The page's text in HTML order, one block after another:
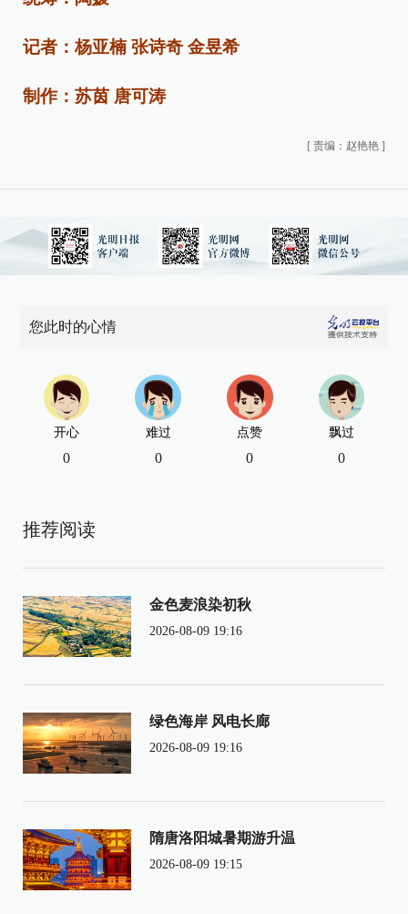
记者：杨亚楠 张诗奇 金昱希
制作：苏茵 唐可涛
[ 责编：赵艳艳 ]
您此时的心情
开心
0
难过
0
点赞
0
飘过
0
推荐阅读
金色麦浪染初秋
2026-08-09 19:16
绿色海岸 风电长廊
2026-08-09 19:16
隋唐洛阳城暑期游升温
2026-08-09 19:15